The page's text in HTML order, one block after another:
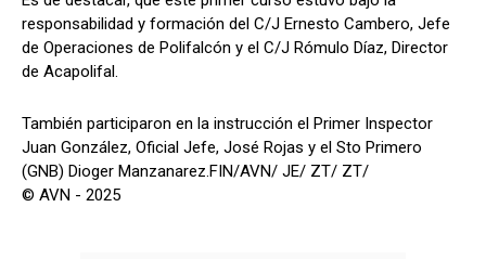
responsabilidad y formación del C/J Ernesto Cambero, Jefe
de Operaciones de Polifalcón y el C/J Rómulo Díaz, Director
de Acapolifal.
También participaron en la instrucción el Primer Inspector
Juan González, Oficial Jefe, José Rojas y el Sto Primero
(GNB) Dioger Manzanarez.FIN/AVN/ JE/ ZT/ ZT/
© AVN - 2025